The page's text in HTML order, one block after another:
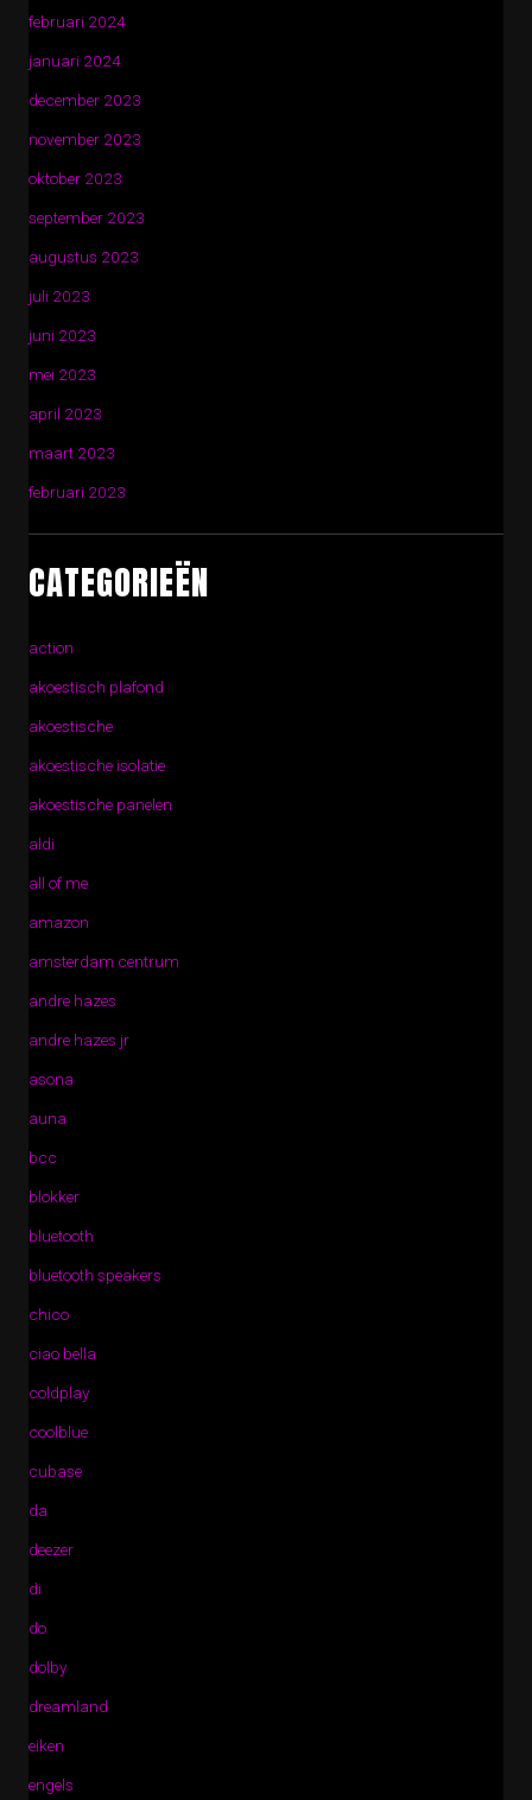
februari 2024
januari 2024
december 2023
november 2023
oktober 2023
september 2023
augustus 2023
juli 2023
juni 2023
mei 2023
april 2023
maart 2023
februari 2023
CATEGORIEËN
action
akoestisch plafond
akoestische
akoestische isolatie
akoestische panelen
aldi
all of me
amazon
amsterdam centrum
andre hazes
andre hazes jr
asona
auna
bcc
blokker
bluetooth
bluetooth speakers
chico
ciao bella
coldplay
coolblue
cubase
da
deezer
di
do
dolby
dreamland
eiken
engels